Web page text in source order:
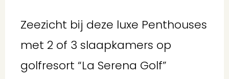
Zeezicht bij deze luxe Penthouses
met 2 of 3 slaapkamers op
golfresort “La Serena Golf”